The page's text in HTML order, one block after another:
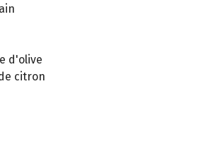
d'olive
citron